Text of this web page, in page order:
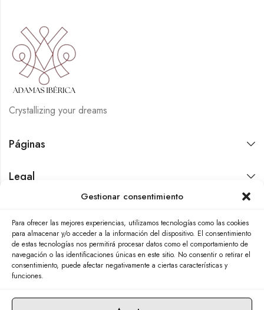
Gestionar consentimiento
Para ofrecer las mejores experiencias, utilizamos tecnologías como las cookies
para almacenar y/o acceder a la información del dispositivo. El consentimiento
de estas tecnologías nos permitirá procesar datos como el comportamiento de
navegación o las identificaciones únicas en este sitio. No consentir o retirar el
consentimiento, puede afectar negativamente a ciertas características y
funciones.
Crystallizing your dreams
Páginas
Legal